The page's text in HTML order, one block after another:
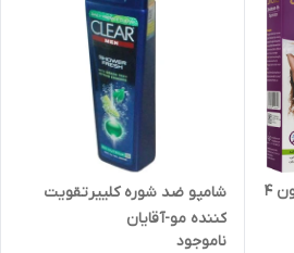
لوسیون ضد شپش دایمتیکون 4
شامپو ضد شوره کلییرتقویت
کننده مو-آقایان
ناموجود